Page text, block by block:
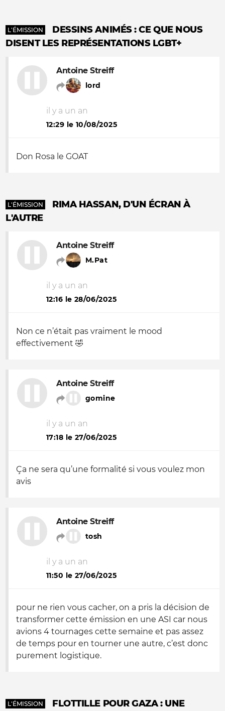
L'ÉMISSION
DESSINS ANIMÉS : CE QUE NOUS
DISENT LES REPRÉSENTATIONS LGBT+
Antoine Streiff
lord
il y a un an
12:29 le 10/08/2025
Don Rosa le GOAT
L'ÉMISSION
RIMA HASSAN, D'UN ÉCRAN À
L'AUTRE
Antoine Streiff
M.Pat
il y a un an
12:16 le 28/06/2025
Non ce n’était pas vraiment le mood
effectivement 🤣
Antoine Streiff
gomine
il y a un an
17:18 le 27/06/2025
Ça ne sera qu’une formalité si vous voulez mon
avis
Antoine Streiff
tosh
il y a un an
11:50 le 27/06/2025
pour ne rien vous cacher, on a pris la décision de
transformer cette émission en une ASI car nous
avions 4 tournages cette semaine et pas assez
de temps pour en tourner une autre, c’est donc
purement logistique.
L'ÉMISSION
FLOTTILLE POUR GAZA : UNE